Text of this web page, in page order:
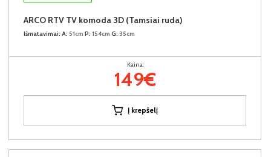
ARCO RTV TV komoda 3D (Tamsiai ruda)
Išmatavimai: A: 51cm P: 154cm G: 35cm
Kaina:
149€
Į krepšelį